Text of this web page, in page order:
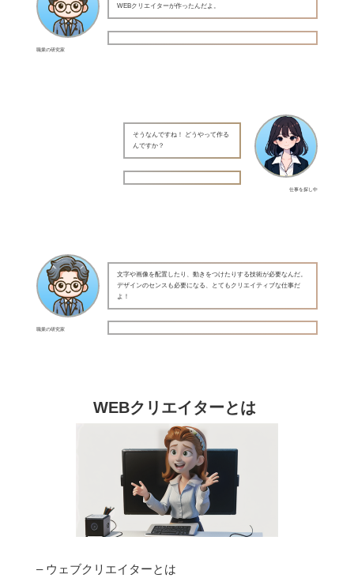
職業の研究家
WEBクリエイターが作ったんだよ。
仕事を探し中
そうなんですね！ どうやって作る
んですか？
職業の研究家
文字や画像を配置したり、動きをつけたりする技術が必要なんだ。
デザインのセンスも必要になる、とてもクリエイティブな仕事だ
よ！
WEBクリエイターとは
– ウェブクリエイターとは